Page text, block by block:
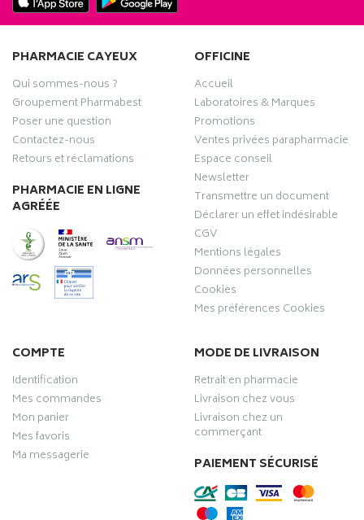
PHARMACIE CAYEUX
Qui sommes-nous ?
Groupement Pharmabest
Poser une question
Contactez-nous
Retours et réclamations
PHARMACIE EN LIGNE
AGRÉÉE
OFFICINE
Accueil
Laboratoires & Marques
Promotions
Ventes privées parapharmacie
Espace conseil
Newsletter
Transmettre un document
Déclarer un effet indésirable
CGV
Mentions légales
Données personnelles
Cookies
Mes préférences Cookies
COMPTE
Identification
Mes commandes
Mon panier
Mes favoris
Ma messagerie
MODE DE LIVRAISON
Retrait en pharmacie
Livraison chez vous
Livraison chez un
commerçant
PAIEMENT SÉCURISÉ